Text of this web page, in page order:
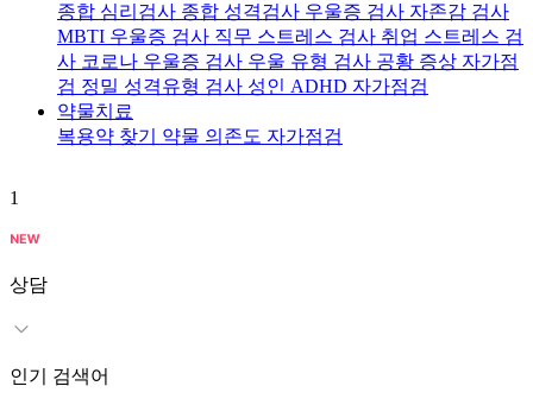
종합 심리검사 종합 성격검사 우울증 검사 자존감 검사
MBTI 우울증 검사 직무 스트레스 검사 취업 스트레스 검
사 코로나 우울증 검사 우울 유형 검사 공황 증상 자가점
검 정밀 성격유형 검사 성인 ADHD 자가점검
약물치료
복용약 찾기 약물 의존도 자가점검
1
상담
인기 검색어